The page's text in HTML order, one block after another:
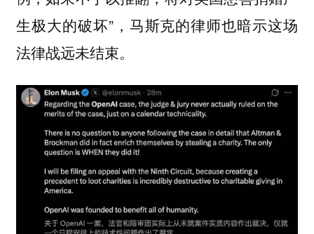
生极大的破坏”，马斯克的律师也暗示这场
法律战远未结束。